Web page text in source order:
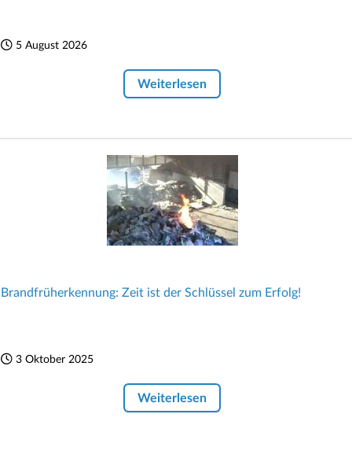
5 August 2026
Weiterlesen
Brandfrüherkennung: Zeit ist der Schlüssel zum Erfolg!
3 Oktober 2025
Weiterlesen